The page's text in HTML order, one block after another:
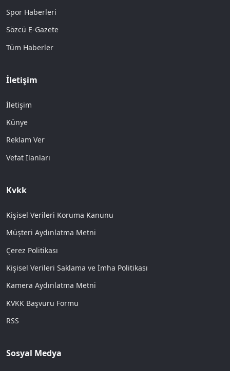
Spor Haberleri
Sözcü E-Gazete
Tüm Haberler
İletişim
İletişim
Künye
Reklam Ver
Vefat İlanları
Kvkk
Kişisel Verileri Koruma Kanunu
Müşteri Aydınlatma Metni
Çerez Politikası
Kişisel Verileri Saklama ve İmha Politikası
Kamera Aydınlatma Metni
KVKK Başvuru Formu
RSS
Sosyal Medya